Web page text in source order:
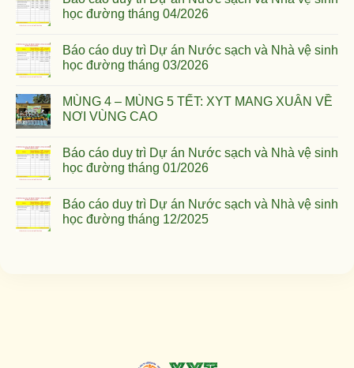
học đường tháng 04/2026
Báo cáo duy trì Dự án Nước sạch và Nhà vệ sinh
học đường tháng 03/2026
MÙNG 4 – MÙNG 5 TẾT: XYT MANG XUÂN VỀ
NƠI VÙNG CAO
Báo cáo duy trì Dự án Nước sạch và Nhà vệ sinh
học đường tháng 01/2026
Báo cáo duy trì Dự án Nước sạch và Nhà vệ sinh
học đường tháng 12/2025